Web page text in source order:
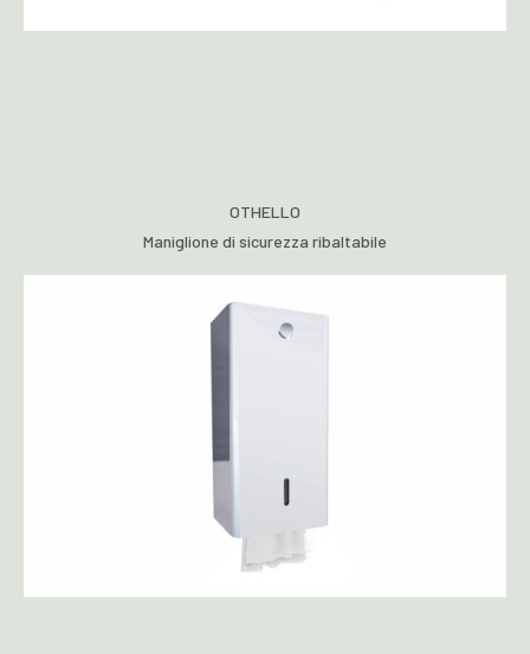
OTHELLO
Maniglione di sicurezza ribaltabile